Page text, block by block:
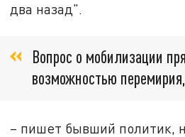
два назад".
Вопрос о мобилизации
возможностью перемирия,
– пишет бывший политик,